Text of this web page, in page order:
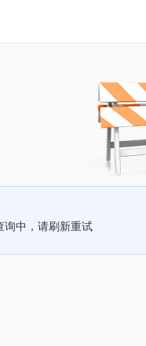
询中，请刷新重试